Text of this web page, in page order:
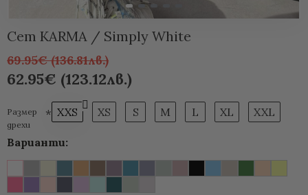
Сет KARMA / Simply White
62.95€ (123.12лв.)
69.95€ (136.81лв.)
Размер
дрехи
XXS XS S M L XL XXL
Варианти: